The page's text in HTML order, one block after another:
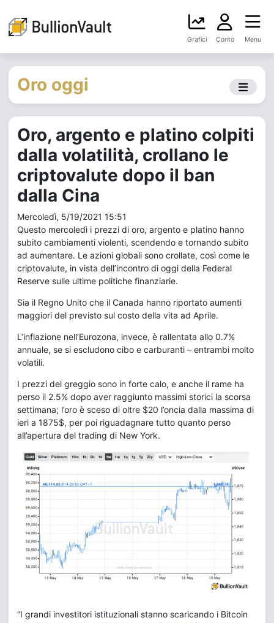
Grafici Conto Menu
Oro oggi
Oro, argento e platino colpiti
dalla volatilità, crollano le
criptovalute dopo il ban
dalla Cina
Mercoledì, 5/19/2021 15:51
Questo mercoledì i prezzi di oro, argento e platino hanno
subito cambiamenti violenti, scendendo e tornando subito
ad aumentare. Le azioni globali sono crollate, così come le
criptovalute, in vista dell’incontro di oggi della Federal
Reserve sulle ultime politiche finanziarie.
Sia il Regno Unito che il Canada hanno riportato aumenti
maggiori del previsto sul costo della vita ad Aprile.
L’inflazione nell’Eurozona, invece, è rallentata allo 0.7%
annuale, se si escludono cibo e carburanti – entrambi molto
volatili.
I prezzi del greggio sono in forte calo, e anche il rame ha
perso il 2.5% dopo aver raggiunto massimi storici la scorsa
settimana; l’oro è sceso di oltre $20 l’oncia dalla massima di
ieri a 1875$, per poi riguadagnare tutto quanto perso
all’apertura del trading di New York.
“I grandi investitori istituzionali stanno scaricando i Bitcoin